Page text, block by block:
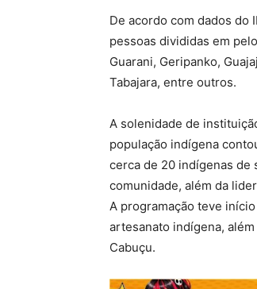
De acordo com dados do
pessoas divididas em
Guarani, Geripanko,
Tabajara, entre outros.
A solenidade de
população indígena
cerca de 20 indígenas
comunidade, além da
A programação teve
artesanato indígena,
Cabuçu.